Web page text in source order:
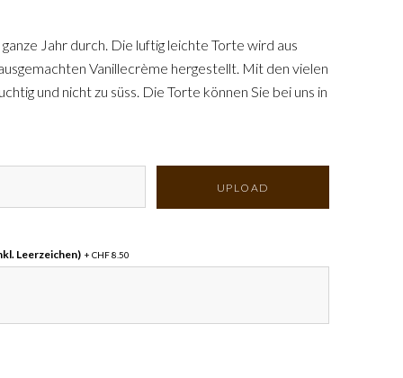
Jahr durch. Die luftig leichte Torte wird aus
Vanillecrème hergestellt. Mit den vielen
und nicht zu süss. Die Torte können Sie bei uns in
ideal für 4 Personen, 22 cm sind ideal für 8
UPLOAD
Leerzeichen) + CHF 8.50